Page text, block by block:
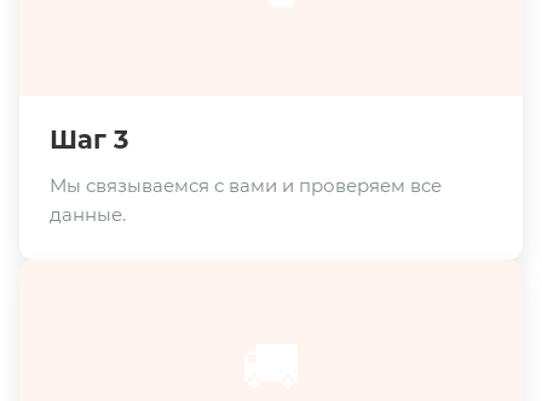
Шаг 3
Мы связываемся с вами и проверяем все
данные.